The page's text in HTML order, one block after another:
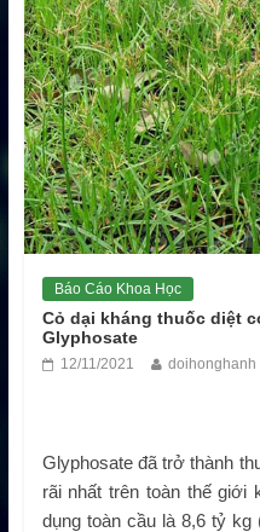
Báo Cáo Khoa Học
Cỏ dại kháng thuốc diệt
Glyphosate
12/11/2021 doihonghanh
Glyphosate đã trở thành
rãi nhất trên toàn thế
dụng toàn cầu là 8,6 tỷ kg